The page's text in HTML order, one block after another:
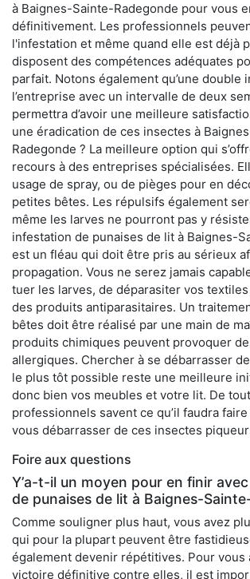
à Baignes-Sainte-Radegonde pour vous
définitivement. Les professionnels
l'infestation et même quand elle est déjà
disposent des compétences adéquates
parfait. Notons également qu’une double
l’entreprise avec un intervalle de deux
permettra d’avoir une meilleure
une éradication de ces insectes à
Radegonde ? La meilleure option qui
recours à des entreprises spécialisées.
usage de spray, ou de pièges pour en
petites bêtes. Les répulsifs également
même les larves ne pourront pas y
infestation de punaises de lit à Baignes-
est un fléau qui doit être pris au sérieux
propagation. Vous ne serez jamais
tuer les larves, de déparasiter vos textiles
des produits antiparasitaires. Un
bêtes doit être réalisé par une main de
produits chimiques peuvent provoquer
allergiques. Chercher à se débarrasser
le plus tôt possible reste une meilleure
donc bien vos meubles et votre lit. De
professionnels savent ce qu’il faudra
vous débarrasser de ces insectes
Foire aux questions
Y’a-t-il un moyen pour en finir
de punaises de lit à Baignes-
Comme souligner plus haut, vous avez
qui pour la plupart peuvent être
également devenir répétitives. Pour vous
victoire définitive contre elles, il est